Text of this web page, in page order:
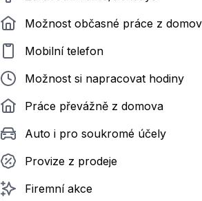
Možnost občasné práce z
Mobilní telefon
Možnost si napracovat hodiny
Práce převážně z domova
Auto i pro soukromé účely
Provize z prodeje
Firemní akce